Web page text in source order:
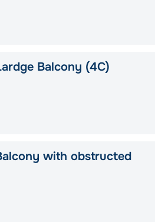
Balcony (4C)
with obstructed